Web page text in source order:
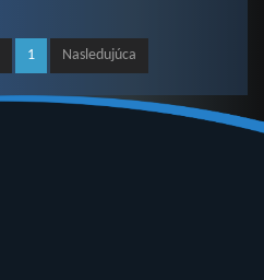
1 Nasledujúca